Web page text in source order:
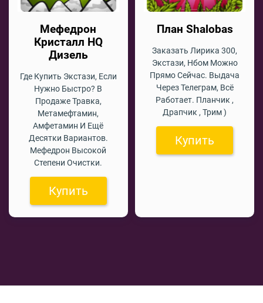
Мефедрон
Кристалл HQ
Дизель
Где Купить Экстази, Если
Нужно Быстро? В
Продаже Травка,
Метамефтамин,
Амфетамин И Ещё
Десятки Вариантов.
Мефедрон Высокой
Степени Очистки.
Купить
План Shalobas
Заказать Лирика 300,
Экстази, Нбом Можно
Прямо Сейчас. Выдача
Через Телеграм, Всё
Работает. Планчик ,
Драпчик , Трим )
Купить